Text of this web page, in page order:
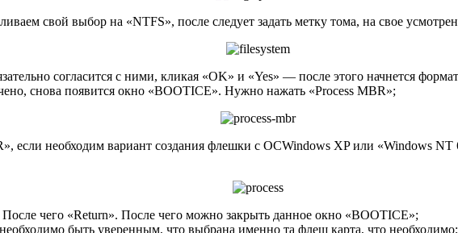
свой выбор на «NTFS», после следует задать метку тома, на свое
согласится с ними, кликая «OK» и «Yes» — после этого начнется
снова появится окно «BOOTICE». Нужно нажать «Process MBR»;
если необходим вариант создания флешки с ОСWindows XP или «Windows
чего «Return». После чего можно закрыть данное окно «BOOTICE»;
быть уверенным, что выбрана именно та флеш карта, что необходимо;